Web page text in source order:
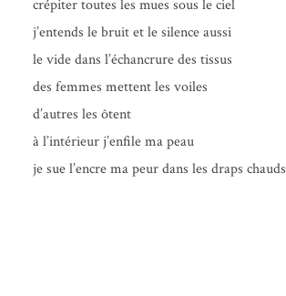
cré­pi­ter toutes les mues sous le ciel
j’en­tends le bruit et le silence aussi
le vide dans l’é­chan­crure des tissus
des femmes mettent les voiles
d’autres les ôtent
à l’in­té­rieur j’en­file ma peau
je sue l’encre ma peur dans les draps chauds